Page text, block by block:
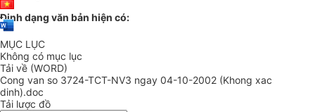
Định dạng văn bản hiện có:
MỤC LỤC
Không có mục lục
Tải về (WORD)
Cong van so 3724-TCT-NV3 ngay 04-10-2002 (Khong xac
dinh).doc
Tải lược đồ